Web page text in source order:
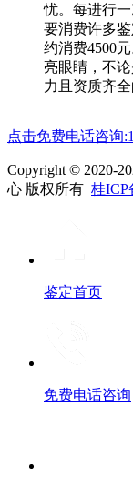
忧。每进行
要消费许多
约消费4500
亮眼睛，不
力且资质齐全
点击免费电话咨询
Copyright © 2020-
心 版权所有 桂ICP
鉴定首页
免费电话咨询